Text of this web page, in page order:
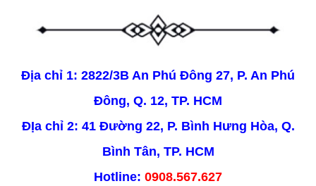
Địa chỉ 1: 2822/3B An Phú Đông 27, P. An Phú
Đông, Q. 12, TP. HCM
ĐỊa chỉ 2: 41 Đường 22, P. Bình Hưng Hòa, Q.
Bình Tân, TP. HCM
Hotline: 0908.567.627